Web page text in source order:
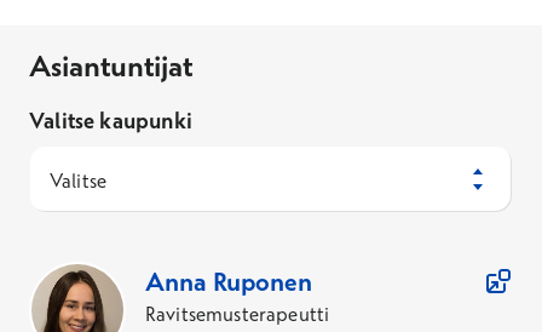
Asiantuntijat
Valitse kaupunki
Valitse
Anna Ruponen
Ravitsemusterapeutti